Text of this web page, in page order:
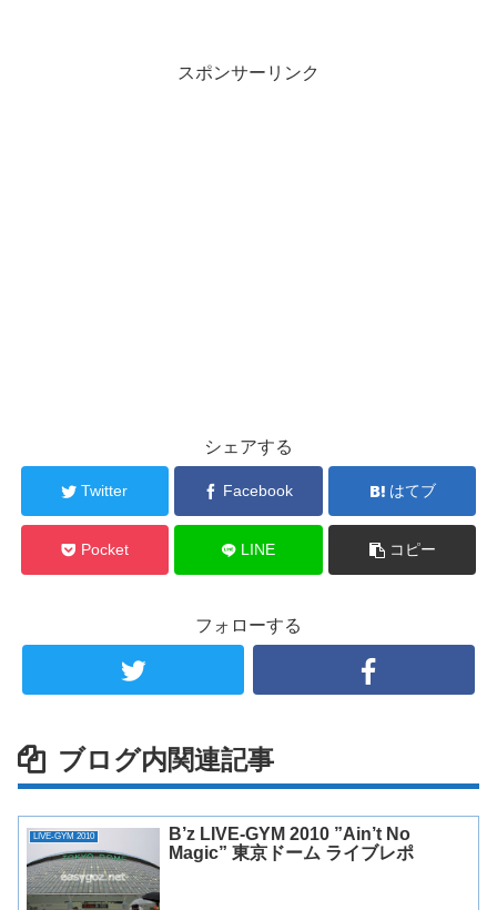
スポンサーリンク
シェアする
Twitter Facebook はてブ
Pocket LINE コピー
フォローする
ブログ内関連記事
LIVE-GYM 2010
B’z LIVE-GYM 2010 ”Ain’t No
Magic” 東京ドーム ライブレポ